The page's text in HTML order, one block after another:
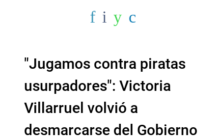
"Jugamos contra piratas
usurpadores": Victoria
Villarruel volvió a
desmarcarse del Gobierno